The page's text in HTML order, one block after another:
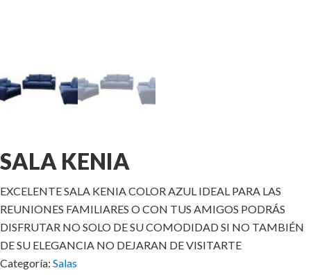
SALA KENIA
EXCELENTE SALA KENIA COLOR AZUL IDEAL PARA LAS
REUNIONES FAMILIARES O CON TUS AMIGOS PODRÁS
DISFRUTAR NO SOLO DE SU COMODIDAD SI NO TAMBIÉN
DE SU ELEGANCIA NO DEJARAN DE VISITARTE
Categoría: Salas